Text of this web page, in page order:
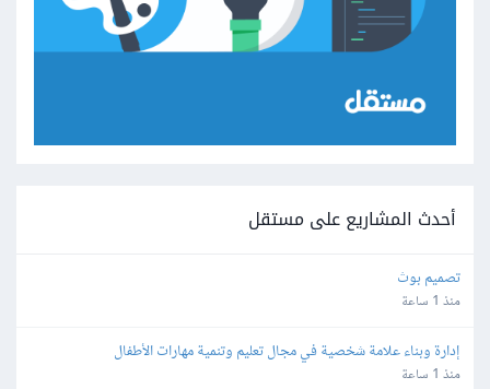
أحدث المشاريع على مستقل
تصميم بوث
منذ 1 ساعة
إدارة وبناء علامة شخصية في مجال تعليم وتنمية مهارات الأطفال
منذ 1 ساعة